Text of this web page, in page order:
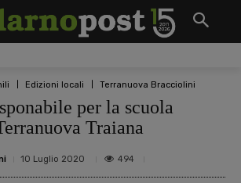
Edizioni locali Terranuova Bracciolini
per la scuola
Traiana
10 Luglio 2020 494